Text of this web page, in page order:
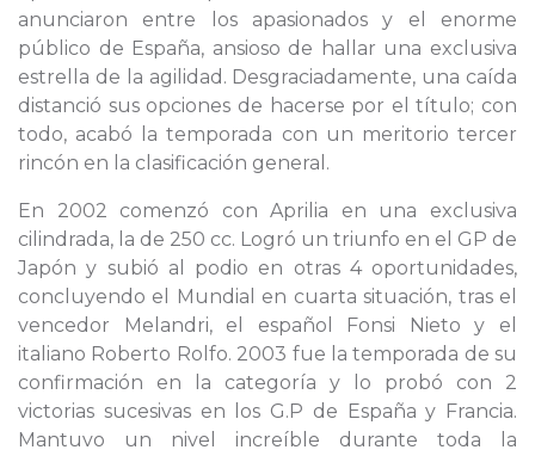
anunciaron entre los apasionados y el enorme
público de España, ansioso de hallar una exclusiva
estrella de la agilidad. Desgraciadamente, una caída
distanció sus opciones de hacerse por el título; con
todo, acabó la temporada con un meritorio tercer
rincón en la clasificación general.
En 2002 comenzó con Aprilia en una exclusiva
cilindrada, la de 250 cc. Logró un triunfo en el GP de
Japón y subió al podio en otras 4 oportunidades,
concluyendo el Mundial en cuarta situación, tras el
vencedor Melandri, el español Fonsi Nieto y el
italiano Roberto Rolfo. 2003 fue la temporada de su
confirmación en la categoría y lo probó con 2
victorias sucesivas en los G.P de España y Francia.
Mantuvo un nivel increíble durante toda la